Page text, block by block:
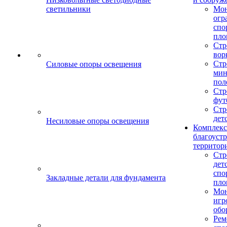
светильники
Силовые опоры освещения
Несиловые опоры освещения
Закладные детали для фундамента